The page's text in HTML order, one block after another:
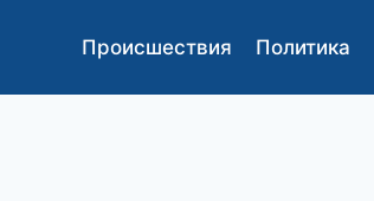
Происшествия Политика